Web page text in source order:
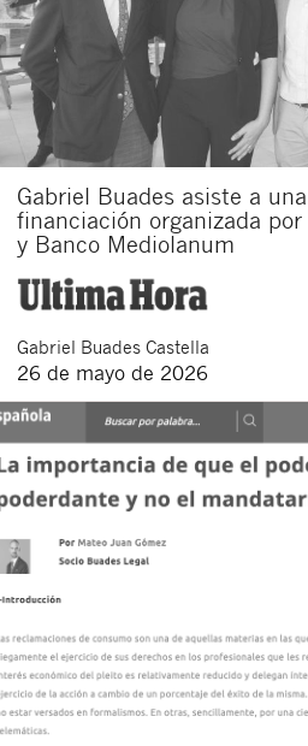
Gabriel Buades asiste a
financiación organizada
y Banco Mediolanum
Gabriel Buades Castella
26 de mayo de 2026